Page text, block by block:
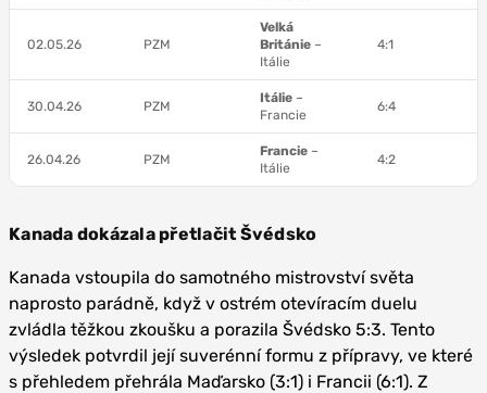
02.05.26 PZM
Velká
Británie –
Itálie
4:1
30.04.26 PZM
Itálie –
Francie
6:4
26.04.26 PZM
Francie –
Itálie
4:2
Kanada dokázala přetlačit Švédsko
Kanada vstoupila do samotného mistrovství světa
naprosto parádně, když v ostrém otevíracím duelu
zvládla těžkou zkoušku a porazila Švédsko 5:3. Tento
výsledek potvrdil její suverénní formu z přípravy, ve které
s přehledem přehrála Maďarsko (3:1) i Francii (6:1). Z